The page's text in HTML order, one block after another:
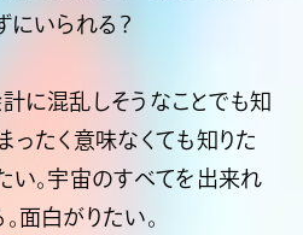
にいられる？
に混乱しそうなことでも知
ったく意味なくても知りた
い。宇宙のすべてを出来れ
面白がりたい。